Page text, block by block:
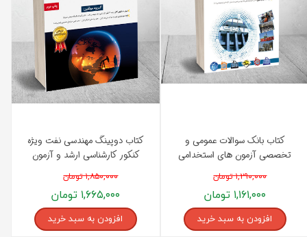
کتاب بانک سوالات عمومی و
تخصصی آزمون های استخدامی
۱,۲۹۰,۰۰۰ تومان
۱,۱۶۱,۰۰۰ تومان
افزودن به سبد خرید
کتاب دوپینگ مهندسی نفت ویژه
کنکور کارشناسی ارشد و آزمون
راهیان نفت
۱,۸۵۰,۰۰۰ تومان
۱,۶۶۵,۰۰۰ تومان
افزودن به سبد خرید